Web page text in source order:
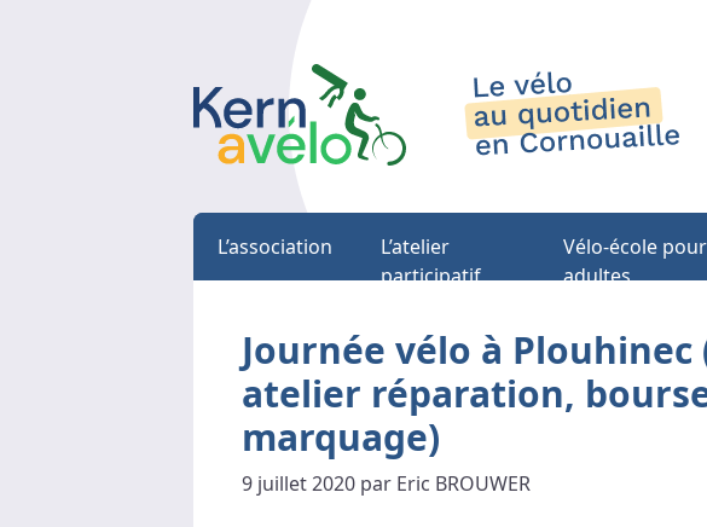
L’association
L’atelier
participatif
Vélo-école pour
adultes
Journée vélo à Plouhinec
atelier réparation,
marquage)
9 juillet 2020 par Eric BROUWER